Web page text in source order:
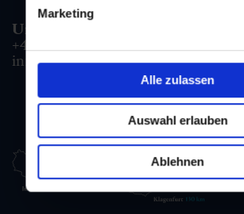
Marketing
Alle zulassen
Auswahl erlauben
Ablehnen
Unterkunfts- & Buchungshotline:
+43 6432 3393 990
info@gastein.com